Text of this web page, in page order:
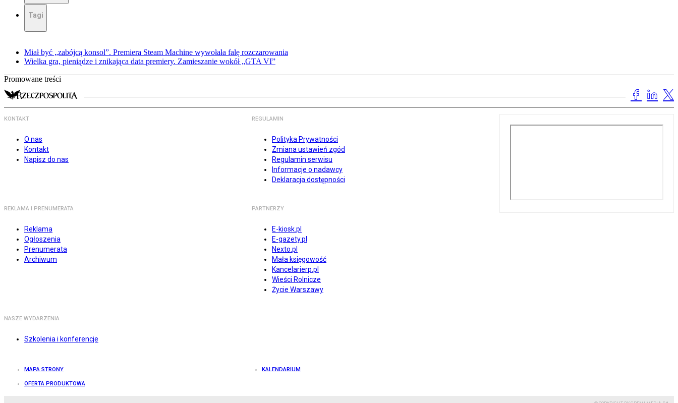
Tagi
Miał być „zabójcą konsol”. Premiera Steam Machine wywołała falę rozczarowania
Wielka gra, pieniądze i znikająca data premiery. Zamieszanie wokół „GTA VI”
Promowane treści
KONTAKT
O nas
Kontakt
Napisz do nas
REGULAMIN
Polityka Prywatności
Zmiana ustawień zgód
Regulamin serwisu
Informacje o nadawcy
Deklaracja dostępności
REKLAMA I PRENUMERATA
Reklama
Ogłoszenia
Prenumerata
Archiwum
PARTNERZY
E-kiosk.pl
E-gazety.pl
Nexto.pl
Mała księgowość
Kancelarierp.pl
Wieści Rolnicze
Życie Warszawy
NASZE WYDARZENIA
Szkolenia i konferencje
MAPA STRONY KALENDARIUM
OFERTA PRODUKTOWA